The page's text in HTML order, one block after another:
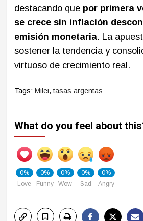
destacando que por primera
se crece sin inflación
emisión monetaria. La
sostener la tendencia y
virtuoso de crecimiento real.
Tags: Milei, tasas argentas
What do you feel about
0%
Love
0%
Funny
0%
Wow
0%
Sad
0%
Angry